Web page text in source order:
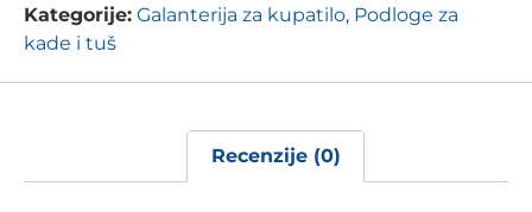
Kategorije: Galanterija za kupatilo, Podloge za
kade i tuš
Recenzije (0)